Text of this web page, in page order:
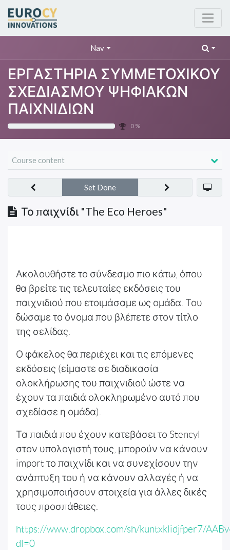
Nav
ΕΡΓΑΣΤΗΡΙΑ ΣΥΜΜΕΤΟΧΙΚΟΥ
ΣΧΕΔΙΑΣΜΟΥ ΨΗΦΙΑΚΩΝ
ΠΑΙΧΝΙΔΙΩΝ
0 %
Course content
Το παιχνίδι "The Eco Heroes"
Set Done
Ακολουθήστε το σύνδεσμο πιο κάτω, όπου
θα βρείτε τις τελευταίες εκδόσεις του
παιχνιδιού που ετοιμάσαμε ως ομάδα. Του
δώσαμε το όνομα που βλέπετε στον τίτλο
της σελίδας.
Ο φάκελος θα περιέχει και τις επόμενες
εκδόσεις (είμαστε σε διαδικασία
ολοκλήρωσης του παιχνιδιού ώστε να
έχουν τα παιδιά ολοκληρωμένο αυτό που
σχεδίασε η ομάδα).
Τα παιδιά που έχουν κατεβάσει το Stencyl
στον υπολογιστή τους, μπορούν να κάνουν
import το παιχνίδι και να συνεχίσουν την
ανάπτυξη του ή να κάνουν αλλαγές ή να
χρησιμοποιήσουν στοιχεία για άλλες δικές
τους προσπάθειες.
https://www.dropbox.com/sh/kuntxklidjfper7/
dl=0